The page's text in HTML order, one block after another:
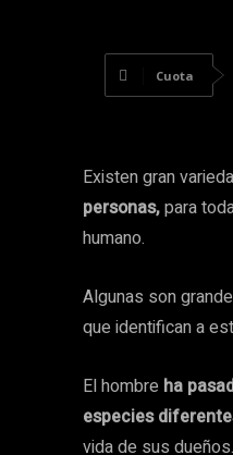
Cuota
Existen gran
personas,para
humano.
Algunas son
que identifican a
El hombre ha
especies
vida de sus dueños.